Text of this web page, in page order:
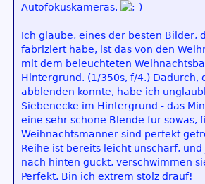
Autofokuskameras.
Ich glaube, eines der besten Bilder,
fabriziert habe, ist das von den
mit dem beleuchteten
Hintergrund. (1/350s, f/4.) Dadurch,
abblenden konnte, habe ich
Siebenecke im Hintergrund - das
eine sehr schöne Blende für sowas,
Weihnachtsmänner sind perfekt
Reihe ist bereits leicht unscharf,
nach hinten guckt, verschwimmen
Perfekt. Bin ich extrem stolz drauf!